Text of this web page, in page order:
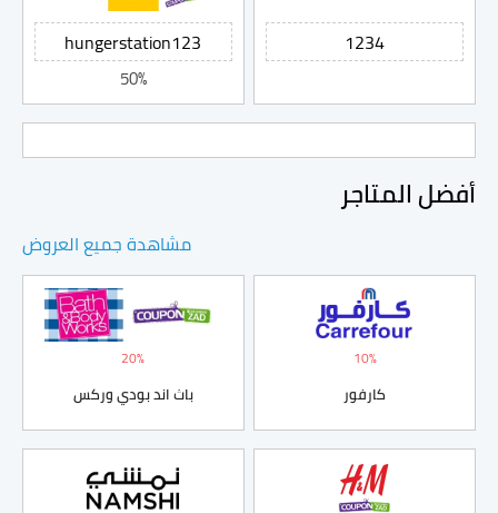
50%
أفضل المتاجر
مشاهدة جميع العروض
10%
كارفور
20%
باث اند بودي وركس